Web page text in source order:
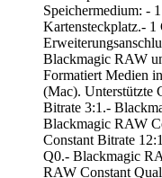
Speichermedium: -
Kartensteckplatz.- 1
Blackmagic RAW
Formatiert Medien
(Mac). Unterstützte
Bitrate 3:1.-
Blackmagic RAW
Constant Bitrate
Q0.- Blackmagic
RAW Constant